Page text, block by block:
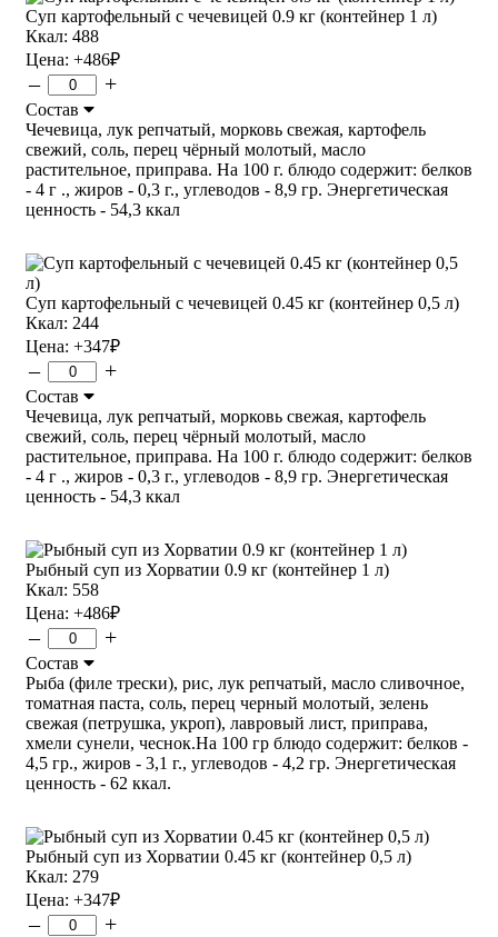
Суп картофельный с чечевицей 0.9 кг (контейнер 1 л)
Ккал: 488
Цена: +486₽
– +
Состав
Чечевица, лук репчатый, морковь свежая, картофель
свежий, соль, перец чёрный молотый, масло
растительное, приправа. На 100 г. блюдо содержит: белков
- 4 г ., жиров - 0,3 г., углеводов - 8,9 гр. Энергетическая
ценность - 54,3 ккал
Суп картофельный с чечевицей 0.45 кг (контейнер 0,5 л)
Ккал: 244
Цена: +347₽
– +
Состав
Чечевица, лук репчатый, морковь свежая, картофель
свежий, соль, перец чёрный молотый, масло
растительное, приправа. На 100 г. блюдо содержит: белков
- 4 г ., жиров - 0,3 г., углеводов - 8,9 гр. Энергетическая
ценность - 54,3 ккал
Рыбный суп из Хорватии 0.9 кг (контейнер 1 л)
Ккал: 558
Цена: +486₽
– +
Состав
Рыба (филе трески), рис, лук репчатый, масло сливочное,
томатная паста, соль, перец черный молотый, зелень
свежая (петрушка, укроп), лавровый лист, приправа,
хмели сунели, чеснок.На 100 гр блюдо содержит: белков -
4,5 гр., жиров - 3,1 г., углеводов - 4,2 гр. Энергетическая
ценность - 62 ккал.
Рыбный суп из Хорватии 0.45 кг (контейнер 0,5 л)
Ккал: 279
Цена: +347₽
– +